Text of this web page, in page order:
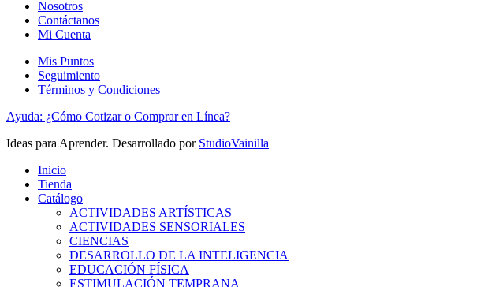
Nosotros
Contáctanos
Mi Cuenta
Mis Puntos
Seguimiento
Términos y Condiciones
Ayuda: ¿Cómo Cotizar o Comprar en Línea?
Ideas para Aprender. Desarrollado por StudioVainilla
Inicio
Tienda
Catálogo
ACTIVIDADES ARTÍSTICAS
ACTIVIDADES SENSORIALES
CIENCIAS
DESARROLLO DE LA INTELIGENCIA
EDUCACIÓN FÍSICA
ESTIMULACIÓN TEMPRANA